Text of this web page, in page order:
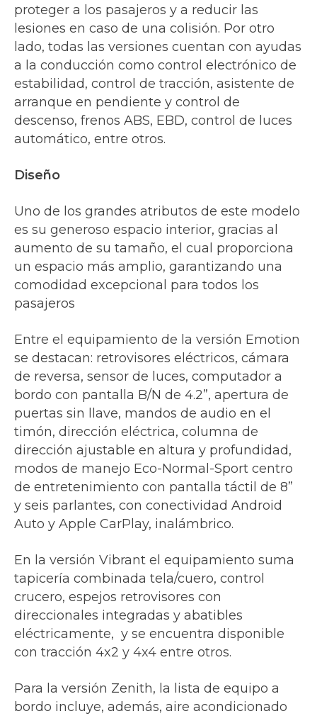
proteger a los pasajeros y a reducir las
lesiones en caso de una colisión. Por otro
lado, todas las versiones cuentan con ayudas
a la conducción como control electrónico de
estabilidad, control de tracción, asistente de
arranque en pendiente y control de
descenso, frenos ABS, EBD, control de luces
automático, entre otros.
Diseño
Uno de los grandes atributos de este modelo
es su generoso espacio interior, gracias al
aumento de su tamaño, el cual proporciona
un espacio más amplio, garantizando una
comodidad excepcional para todos los
pasajeros
Entre el equipamiento de la versión Emotion
se destacan: retrovisores eléctricos, cámara
de reversa, sensor de luces, computador a
bordo con pantalla B/N de 4.2”, apertura de
puertas sin llave, mandos de audio en el
timón, dirección eléctrica, columna de
dirección ajustable en altura y profundidad,
modos de manejo Eco-Normal-Sport centro
de entretenimiento con pantalla táctil de 8”
y seis parlantes, con conectividad Android
Auto y Apple CarPlay, inalámbrico.
En la versión Vibrant el equipamiento suma
tapicería combinada tela/cuero, control
crucero, espejos retrovisores con
direccionales integradas y abatibles
eléctricamente, y se encuentra disponible
con tracción 4x2 y 4x4 entre otros.
Para la versión Zenith, la lista de equipo a
bordo incluye, además, aire acondicionado